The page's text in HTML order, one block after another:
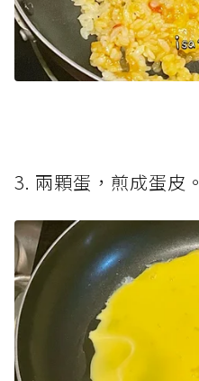
3. 兩顆蛋，煎成蛋皮。